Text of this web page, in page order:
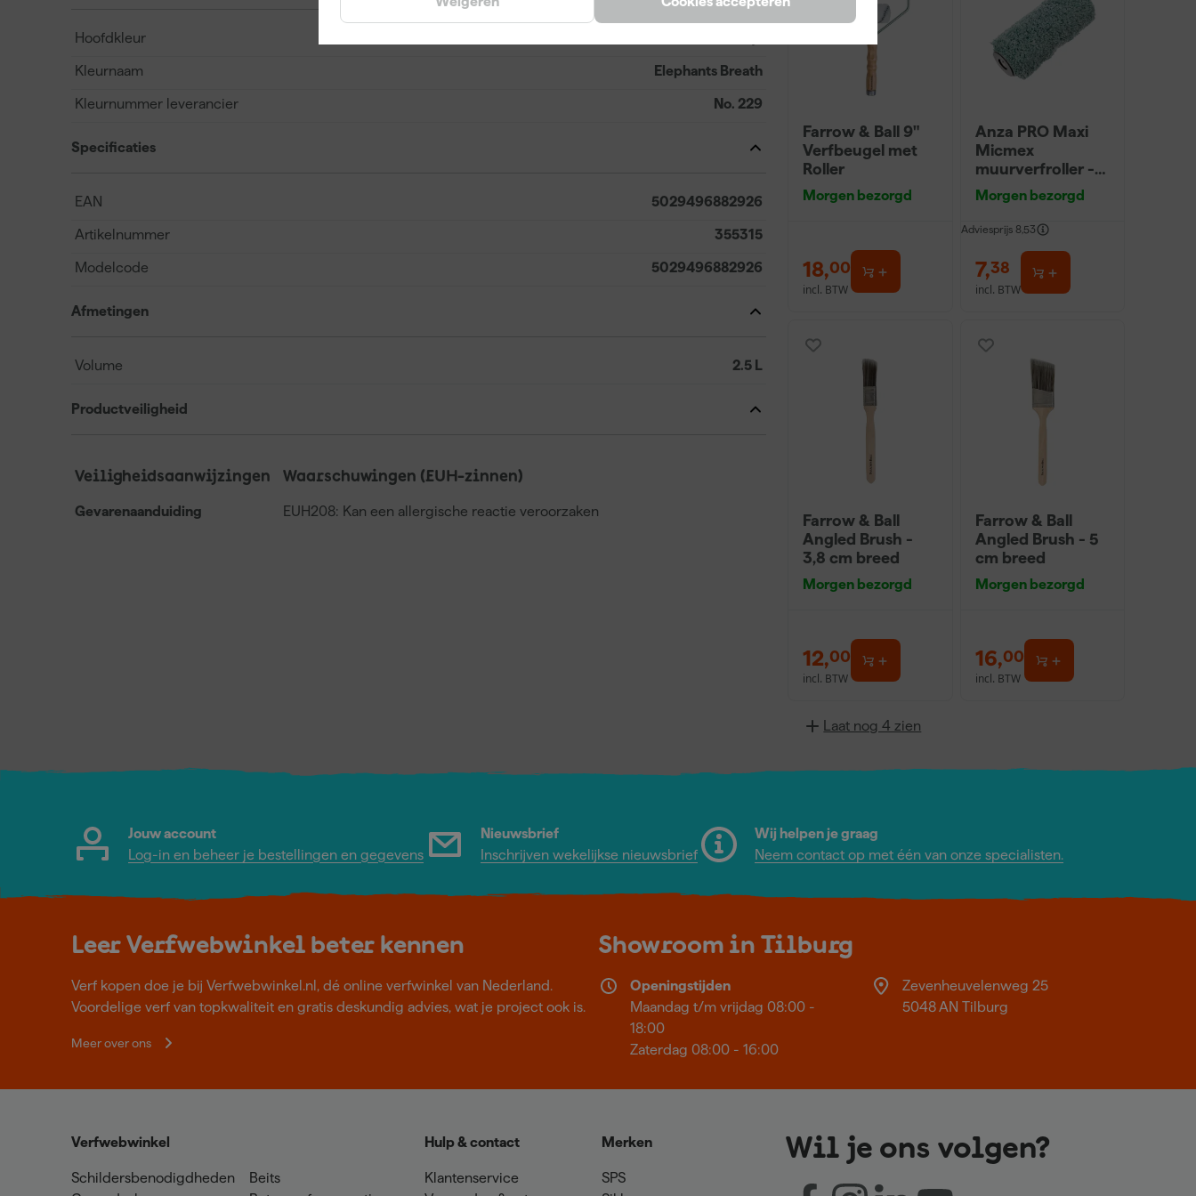
Hoofdkleur
Kleurnaam Elephants Breath
Kleurnummer leverancier No. 229
Specificaties
EAN 5029496882926
Artikelnummer 355315
Modelcode 5029496882926
Afmetingen
Volume 2.5 L
Productveiligheid
Veiligheidsaanwijzingen
Gevarenaanduiding
Waarschuwingen (EUH-zinnen)
EUH208: Kan een allergische reactie veroorzaken
Farrow & Ball 9"
Verfbeugel met
Roller
Morgen bezorgd
18,00
incl. BTW
Anza PRO Maxi
Micmex
muurverfroller -
18cm
Morgen bezorgd
Adviesprijs 8,53
7,38
incl. BTW
Farrow & Ball
Angled Brush -
3,8 cm breed
Morgen bezorgd
12,00
incl. BTW
Farrow & Ball
Angled Brush - 5
cm breed
Morgen bezorgd
16,00
incl. BTW
Laat nog 4 zien
Jouw account
Log-in en beheer je bestellingen en gegevens
Nieuwsbrief
Inschrijven wekelijkse nieuwsbrief
Wij helpen je graag
Neem contact op met één van onze specialisten.
Leer Verfwebwinkel beter kennen
Verf kopen doe je bij Verfwebwinkel.nl, dé online verfwinkel van Nederland.
Voordelige verf van topkwaliteit en gratis deskundig advies, wat je project ook is.
Meer over ons
Showroom in Tilburg
Openingstijden
Maandag t/m vrijdag 08:00 -
18:00
Zaterdag 08:00 - 16:00
Zevenheuvelenweg 25
5048 AN Tilburg
Verfwebwinkel
Schildersbenodigdheden
Beits
Hulp & contact
Klantenservice
Merken
SPS
Wil je ons volgen?